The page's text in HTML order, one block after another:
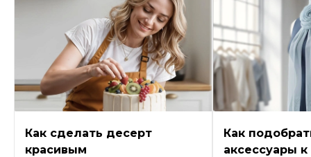
Как сделать десерт
красивым
Как
аксессуары